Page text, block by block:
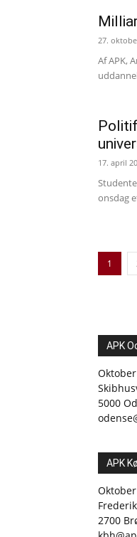
27.
Af APK,
17. april
onsdag
1
APK
5000
APK
2700